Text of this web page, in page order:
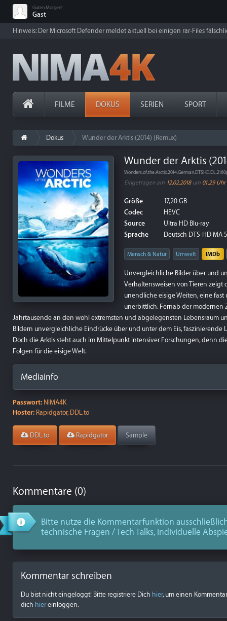
Guten Morgen!
Gast
Hinweis: Der Microsoft Defender meldet aktuell bei einigen rar-Files
FILME DOKUS SERIEN SPORT
Dokus Wunder der Arktis (2014) (Remux)
Wunder der Arktis
Eingetragen am 12.02.2018um 01:29 Uhr
Größe
17,20 GB
Codec
HEVC
Source
Ultra HD Blu-ray
Sprache
Deutsch DTS-HD MA
Mensch & Natur Umwelt IMDb
Unvergleichliche Bilder über und
Verhaltensweisen von Tieren zeigt
unendliche eisige Weiten, eine fast
unerbittlich. Fernab der modernen
Jahrtausende an den wohl extremsten und abgelegensten Lebensraum
Bildern unvergleichliche Eindrücke über und unter dem Eis,
Doch die Arktis steht auch im Mittelpunkt intensiver Forschungen, denn
Folgen für die eisige Welt.
Mediainfo
Passwort: NIMA4K
Hoster: Rapidgator, DDL.to
DDL.to Rapidgator Sample
Kommentare (0)
Bitte nutze die Kommentarfunktion
technische Fragen / Tech Talks, individuelle
Kommentar schreiben
Du bist nicht eingeloggt! Bitte registriere Dich hier, um einen
dich hiereinloggen.